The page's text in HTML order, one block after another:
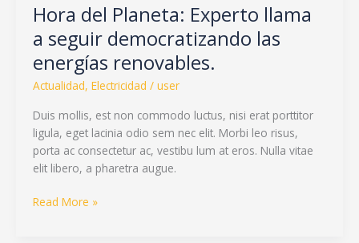
Hora del Planeta: Experto llama
a seguir democratizando las
energías renovables.
Actualidad, Electricidad / user
Duis mollis, est non commodo luctus, nisi erat porttitor
ligula, eget lacinia odio sem nec elit. Morbi leo risus,
porta ac consectetur ac, vestibu lum at eros. Nulla vitae
elit libero, a pharetra augue.
Read More »